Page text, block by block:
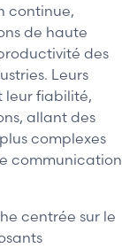
continue,
de haute
des
Leurs
leur fiabilité,
allant des
complexes
communication
centrée sur le